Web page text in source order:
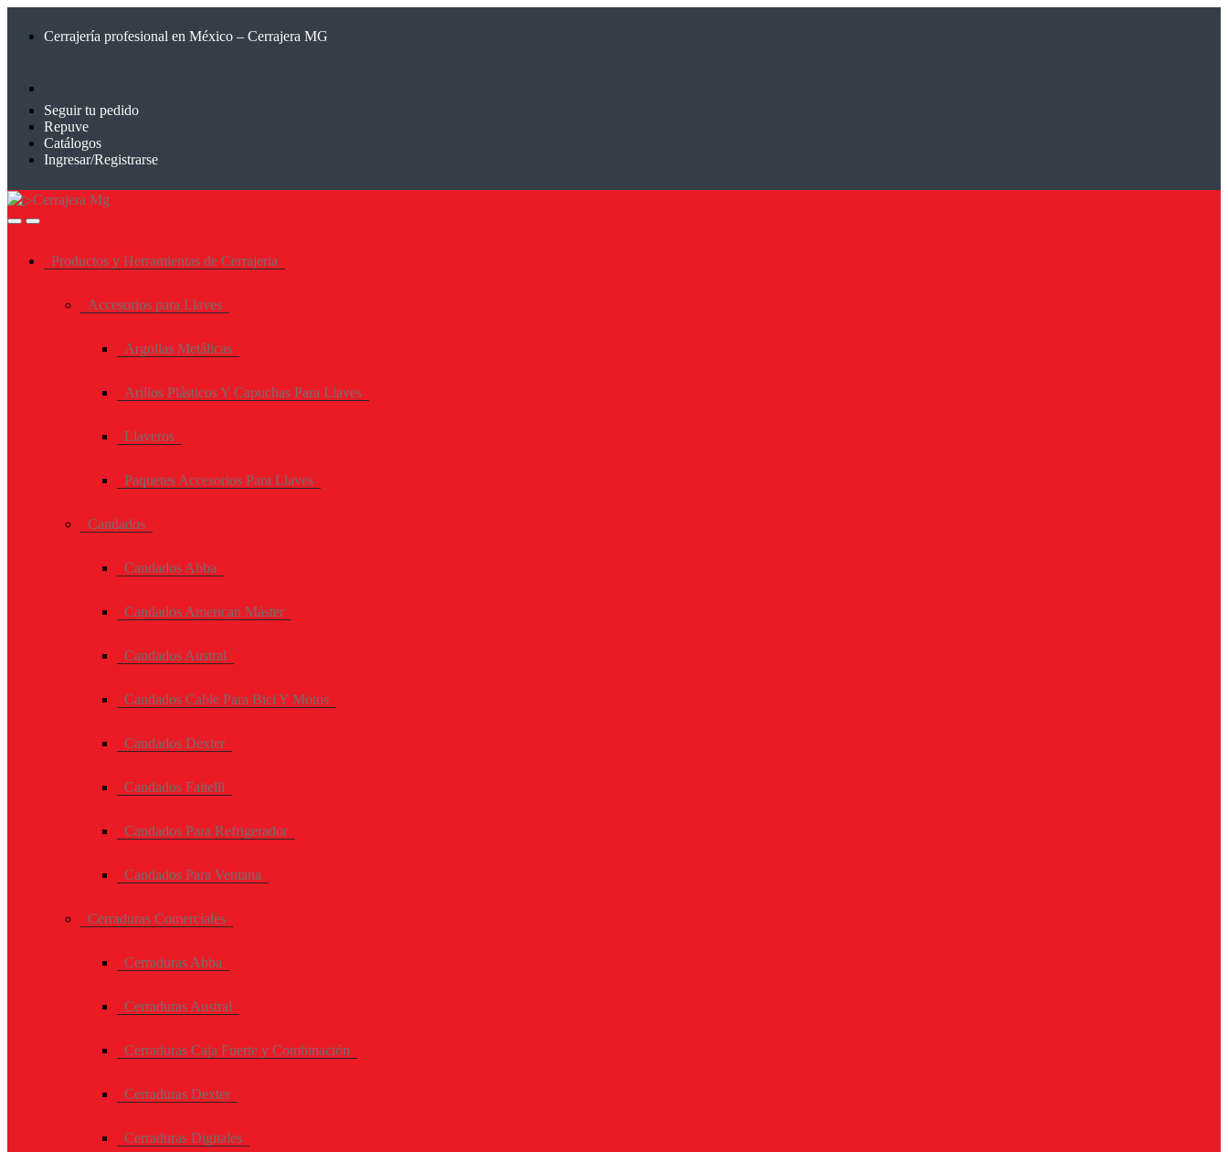
Cerrajería profesional en México – Cerrajera MG
Seguir tu pedido
Repuve
Catálogos
Ingresar/Registrarse
Productos y Herramientas de Cerrajeria
Accesorios para Llaves
Argollas Metálicas
Arillos Plásticos Y Capuchas Para Llaves
Llaveros
Paquetes Accesorios Para Llaves
Candados
Candados Abba
Candados American Máster
Candados Austral
Candados Cable Para Bici Y Motos
Candados Dexter
Candados Faitelli
Candados Para Refrigerador
Candados Para Ventana
Cerraduras Comerciales
Cerraduras Abba
Cerraduras Austral
Cerraduras Caja Fuerte y Combinación
Cerraduras Dexter
Cerraduras Digitales